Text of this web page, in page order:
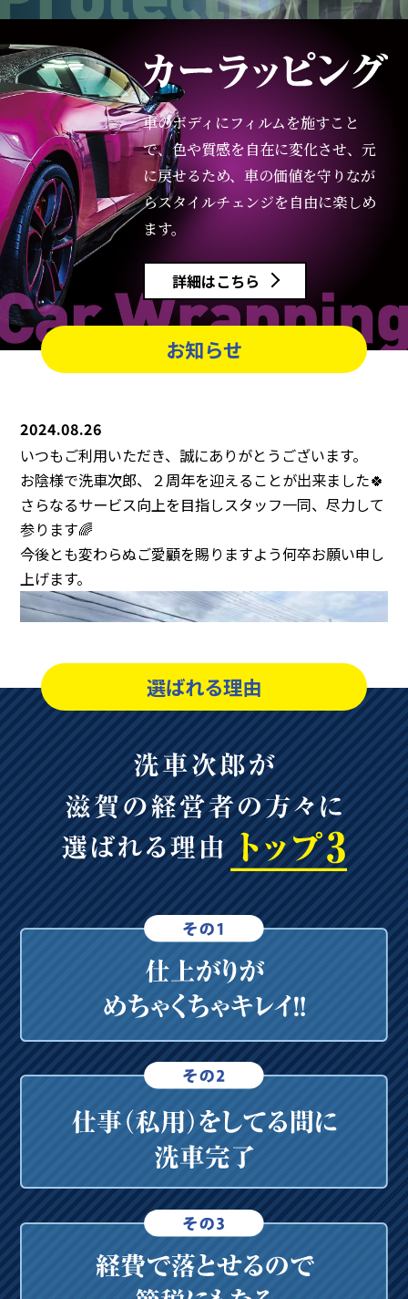
車のボディにフィルムを施すこと
で、色や質感を自在に変化させ、元
に戻せるため、 車の価値を守りなが
らスタイルチェンジを自由に楽しめ
ます。
詳細はこちら
お知らせ
2024.08.26
いつもご利用いただき、誠にありがとうございます。
お陰様で洗車次郎、２周年を迎えることが出来ました🍀
さらなるサービス向上を目指しスタッフ一同、尽力して
参ります🌈
今後とも変わらぬご愛顧を賜りますよう何卒お願い申し
上げます。
2024.04.01
洗車次郎６号が完成しました✨
選ばれる理由